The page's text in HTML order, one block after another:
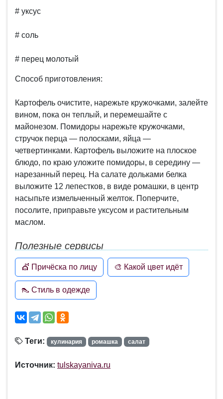
# уксус
# соль
# перец молотый
Способ приготовления:
Картофель очистите, нарежьте кружочками, залейте
вином, пока он теплый, и перемешайте с
майонезом. Помидоры нарежьте кружочками,
стручок перца — полосками, яйца —
четвертинками. Картофель выложите на плоское
блюдо, по краю уложите помидоры, в середину —
нарезанный перец. На салате дольками белка
выложите 12 лепестков, в виде ромашки, в центр
насыпьте измельченный желток. Поперчите,
посолите, приправьте уксусом и растительным
маслом.
Полезные сервисы
💇 Причёска по лицу 🎨 Какой цвет идёт
👠 Стиль в одежде
Теги: кулинария ромашка салат
Источник: tulskayaniva.ru